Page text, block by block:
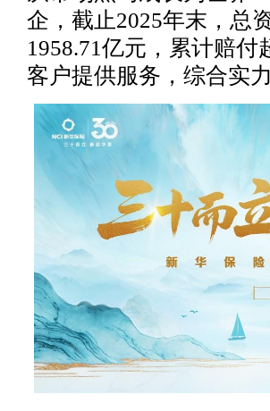
企，截止2025年末，总
1958.71亿元，累计赔付
客户提供服务，综合实